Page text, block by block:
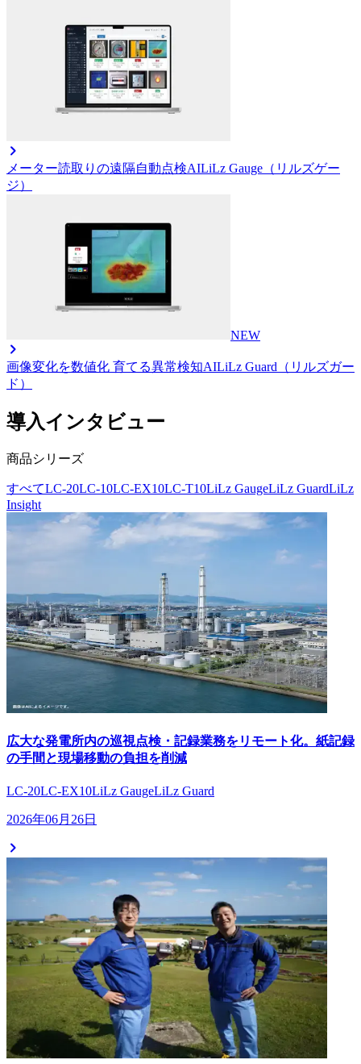
メーター読取りの遠隔自動点検AILiLz Gauge（リルズゲー
ジ）
NEW
画像変化を数値化 育てる異常検知AILiLz Guard（リルズガー
ド）
導入インタビュー
商品シリーズ
すべてLC-20LC-10LC-EX10LC-T10LiLz GaugeLiLz GuardLiLz
Insight
広大な発電所内の巡視点検・記録業務をリモート化。紙記録
の手間と現場移動の負担を削減
LC-20LC-EX10LiLz GaugeLiLz Guard
2026年06月26日